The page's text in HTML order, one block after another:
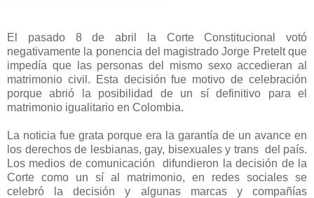
El pasado 8 de abril la Corte Constitucional votó
negativamente la ponencia del magistrado Jorge Pretelt que
impedía que las personas del mismo sexo accedieran al
matrimonio civil. Esta decisión fue motivo de celebración
porque abrió la posibilidad de un sí definitivo para el
matrimonio igualitario en Colombia.
La noticia fue grata porque era la garantía de un avance en
los derechos de lesbianas, gay, bisexuales y trans del país.
Los medios de comunicación difundieron la decisión de la
Corte como un sí al matrimonio, en redes sociales se
celebró la decisión y algunas marcas y compañías